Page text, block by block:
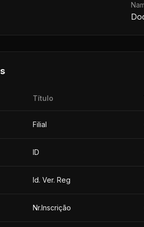
Título
Filial
ID
Id. Ver. Reg
Nr.Inscrição